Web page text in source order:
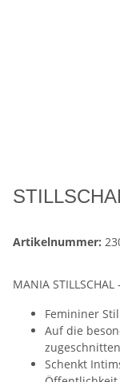
Artikelnummer:
MANIA STILLSCHAL
Femininer
Auf die
zugeschnitten
Schenkt